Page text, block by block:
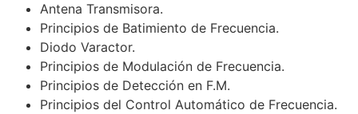
Antena Transmisora.
Principios de Batimiento de Frecuencia.
Diodo Varactor.
Principios de Modulación de Frecuencia.
Principios de Detección en F.M.
Principios del Control Automático de Frecuencia.